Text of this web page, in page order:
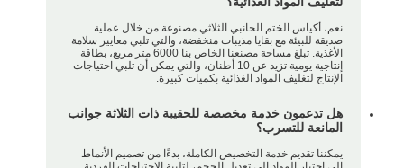
نعم، أكياس الختم الجانبي الثلاثي مصنوعة من خلال عملية
صديقة للبيئة مع بقايا مذيبات منخفضة، والتي تلبي معايير سلامة
الأغذية. تبلغ مساحة مصنعنا الخاص بنا 6000 متر مربع، بطاقة
إنتاجية يومية تزيد عن 10 أطنان، والتي يمكن أن تلبي احتياجات
الإنتاج لتغليف المواد الغذائية بكميات كبيرة.
هل تدعمون خدمة مخصصة للحقيبة ذات الثلاثة جوانب
المانعة للتسرب؟
يمكننا تقديم خدمة التخصيص الكاملة، بدءًا من تصميم الأنماط